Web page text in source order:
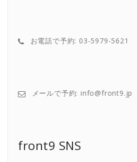
お電話で予約: 03-5979-5621
メールで予約: info@front9.jp
front9 SNS